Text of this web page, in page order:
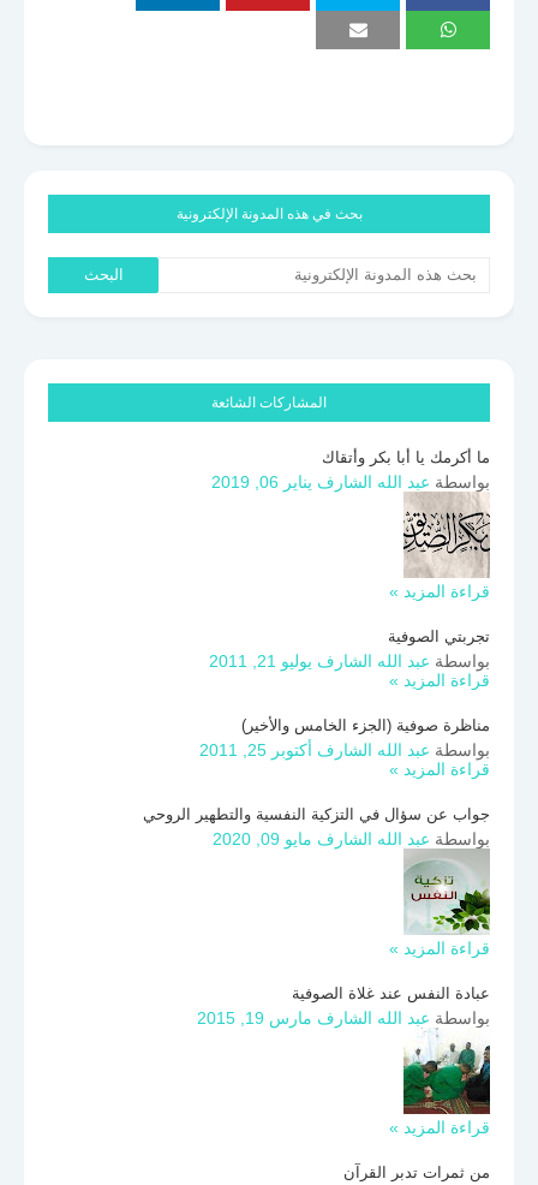
بحث في هذه المدونة الإلكترونية
المشاركات الشائعة
ما أكرمك يا أبا بكر وأتقاك
بواسطة عبد الله الشارف يناير 06, 2019
قراءة المزيد »
تجربتي الصوفية
بواسطة عبد الله الشارف يوليو 21, 2011
قراءة المزيد »
مناظرة صوفية (الجزء الخامس والأخير)
بواسطة عبد الله الشارف أكتوبر 25, 2011
قراءة المزيد »
جواب عن سؤال في التزكية النفسية والتطهير الروحي
بواسطة عبد الله الشارف مايو 09, 2020
قراءة المزيد »
عبادة النفس عند غلاة الصوفية
بواسطة عبد الله الشارف مارس 19, 2015
قراءة المزيد »
من ثمرات تدبر القرآن